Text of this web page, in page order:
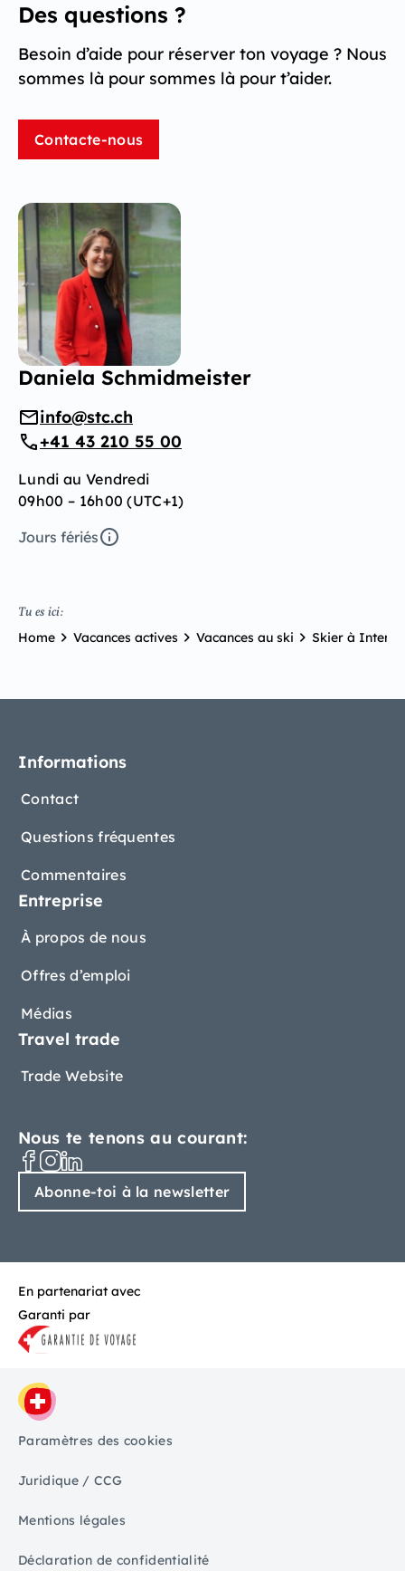
Des questions ?
Besoin d’aide pour réserver ton voyage ? Nous
sommes là pour sommes là pour t’aider.
Contacte-nous
Daniela Schmidmeister
info@stc.ch
+41 43 210 55 00
Lundi au Vendredi
09h00 – 16h00 (UTC+1)
Jours fériés
Tu es ici:
Home Vacances actives Vacances au ski Skier à
Informations
Contact
Questions fréquentes
Commentaires
Entreprise
À propos de nous
Offres d’emploi
Médias
Travel trade
Trade Website
Nous te tenons au courant:
Abonne-toi à la newsletter
En partenariat avec
Garanti par
Paramètres des cookies
Juridique / CCG
Mentions légales
Déclaration de confidentialité